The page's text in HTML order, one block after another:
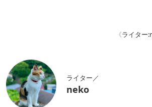
《ライター
ライター／
neko